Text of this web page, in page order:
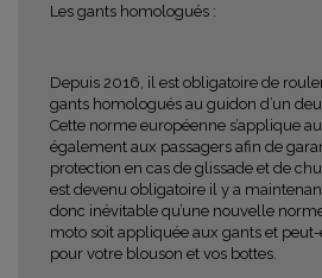
Les gants homologués :
Depuis 2016, il est obligatoire de
gants homologués au guidon d’un
Cette norme européenne s’applique
également aux passagers afin de
protection en cas de glissade et de
est devenu obligatoire il y a
donc inévitable qu’une nouvelle
moto soit appliquée aux gants et
pour votre blouson et vos bottes.